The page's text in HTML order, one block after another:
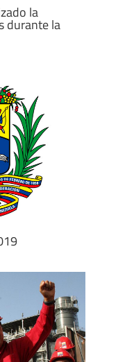
la
durante la